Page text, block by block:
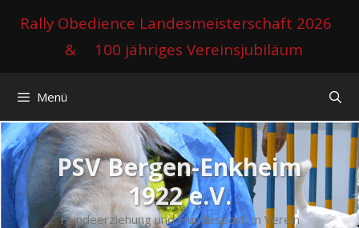
InhaltRally Obedience Landesmeisterschaft 2026
&
100 jähriges Vereinsjubiläum
Menü
PSV Bergen-Enkheim
1922 e.V.
Hundeerziehung und Hundesport im Verein